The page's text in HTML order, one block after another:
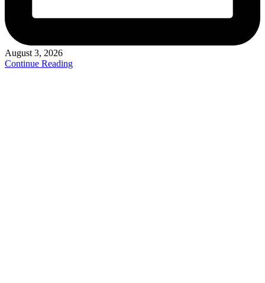
August 3, 2026
Continue Reading